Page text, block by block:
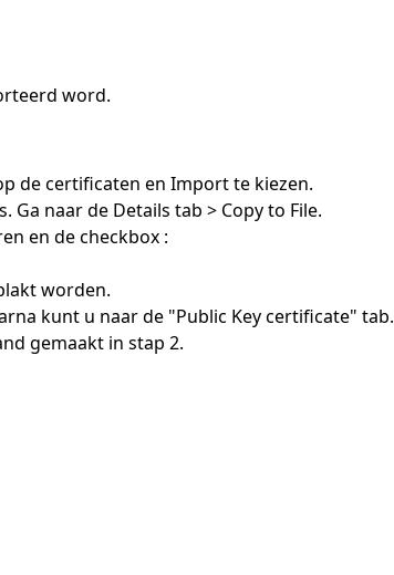
word.
de certificaten en Import te kiezen.
naar de Details tab > Copy to File.
en de checkbox :
worden.
kunt u naar de "Public Key certificate" tab.
gemaakt in stap 2.